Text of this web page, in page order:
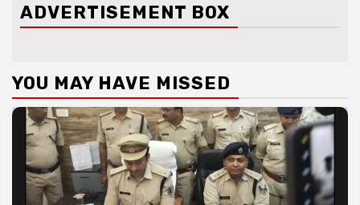
ADVERTISEMENT BOX
YOU MAY HAVE MISSED